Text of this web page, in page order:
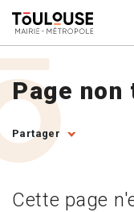
Page non
Partager
Cette page